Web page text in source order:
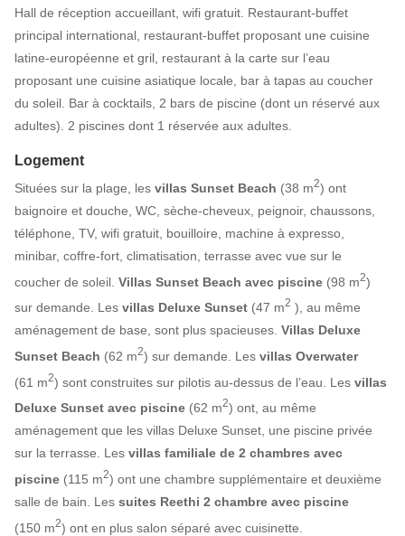
Hall de réception accueillant, wifi gratuit. Restaurant-buffet
principal international, restaurant-buffet proposant une cuisine
latine-européenne et gril, restaurant à la carte sur l’eau
proposant une cuisine asiatique locale, bar à tapas au coucher
du soleil. Bar à cocktails, 2 bars de piscine (dont un réservé aux
adultes). 2 piscines dont 1 réservée aux adultes.
Logement
Situées sur la plage, les villas Sunset Beach (38 m2) ont
baignoire et douche, WC, sèche-cheveux, peignoir, chaussons,
téléphone, TV, wifi gratuit, bouilloire, machine à expresso,
minibar, coffre-fort, climatisation, terrasse avec vue sur le
coucher de soleil. Villas Sunset Beach avec piscine (98 m2)
sur demande. Les villas Deluxe Sunset (47 m2 ), au même
aménagement de base, sont plus spacieuses. Villas Deluxe
Sunset Beach (62 m2) sur demande. Les villas Overwater
(61 m2) sont construites sur pilotis au-dessus de l’eau. Les villas
Deluxe Sunset avec piscine (62 m2) ont, au même
aménagement que les villas Deluxe Sunset, une piscine privée
sur la terrasse. Les villas familiale de 2 chambres avec
piscine (115 m2) ont une chambre supplémentaire et deuxième
salle de bain. Les suites Reethi 2 chambre avec piscine
(150 m2) ont en plus salon séparé avec cuisinette.